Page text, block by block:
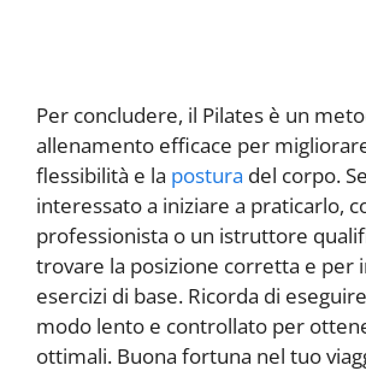
Per concludere, il Pilates è un
allenamento efficace per
flessibilità e la postura del corpo.
interessato a iniziare a praticarlo,
professionista o un istruttore
trovare la posizione corretta e per
esercizi di base. Ricorda di
modo lento e controllato per
ottimali. Buona fortuna nel tuo